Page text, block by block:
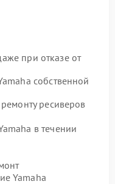
при отказе от
собственной
ресиверов
в течении
Yamaha